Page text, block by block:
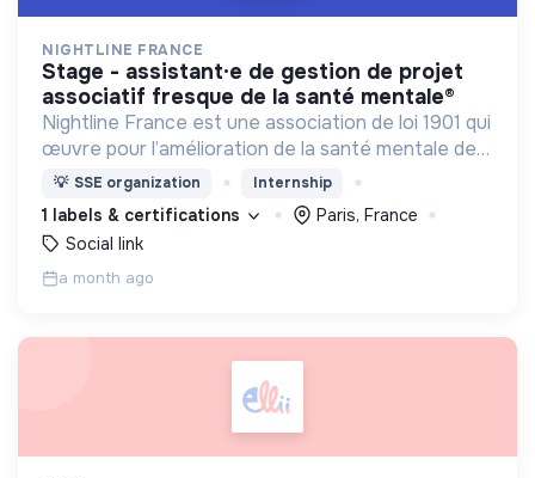
NIGHTLINE FRANCE
stage - assistant·e de gestion de projet
associatif fresque de la santé mentale®
Nightline France est une association de loi 1901 qui
œuvre pour l’amélioration de la santé mentale des
jeunes et en particulier des étudiant·e·s en
agissant à l'échelle individuelle et collective.
💡 SSE organization Internship
1 labels & certifications
Paris, France
Social link
a month ago